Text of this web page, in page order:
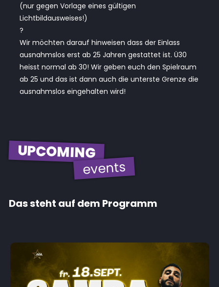
(nur gegen Vorlage eines gültigen
Lichtbildausweises!)
?
Wir möchten darauf hinweisen dass der Einlass
ausnahmslos erst ab 25 Jahren gestattet ist. Ü30
heisst normal ab 30! Wir geben euch den Spielraum
ab 25 und das ist dann auch die unterste Grenze die
ausnahmslos eingehalten wird!
UPCOMING
events
Das steht auf dem Programm